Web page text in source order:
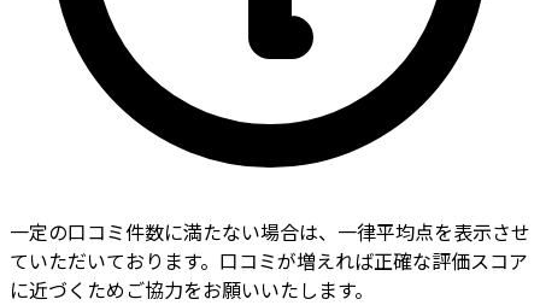
一定の口コミ件数に満たない場合は、一律平均点を表示させ
ていただいております。口コミが増えれば正確な評価スコア
に近づくためご協力をお願いいたします。